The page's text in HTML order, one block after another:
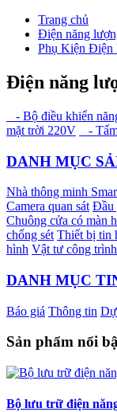
Trang chủ
Điện năng
Phụ Kiện Điện
Điện năng
- Bộ điều khiển
mặt trời 220V
-
DANH MỤC
Nhà thông minh
Camera quan sát Đầu
Chuông cửa có màn
chống sét Thiết bị tin
hình Vật tư công trình
DANH MỤC
Báo giá Thông tin
Sản phẩm nổi
Bộ lưu trữ điện